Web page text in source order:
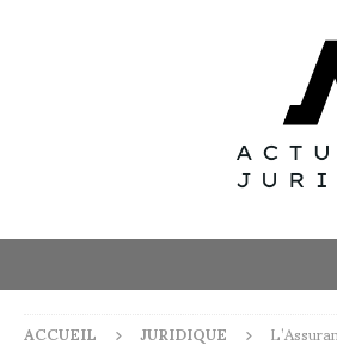
ACCUEIL JURIDIQUE